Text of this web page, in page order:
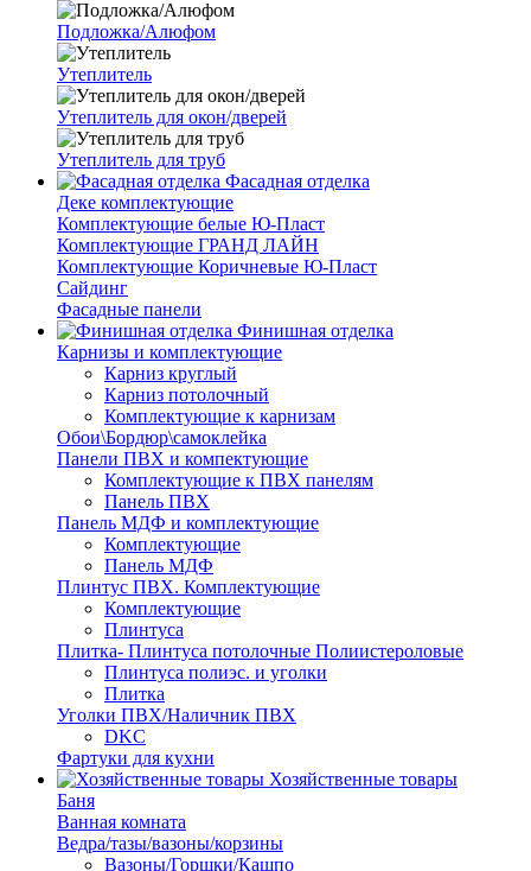
Подложка/Алюфом
Утеплитель
Утеплитель для окон/дверей
Утеплитель для труб
Фасадная отделка
Деке комплектующие
Комплектующие белые Ю-Пласт
Комплектующие ГРАНД ЛАЙН
Комплектующие Коричневые Ю-Пласт
Сайдинг
Фасадные панели
Финишная отделка
Карнизы и комплектующие
Карниз круглый
Карниз потолочный
Комплектующие к карнизам
Обои\Бордюр\самоклейка
Панели ПВХ и компектующие
Комплектующие к ПВХ панелям
Панель ПВХ
Панель МДФ и комплектующие
Комплектующие
Панель МДФ
Плинтус ПВХ. Комплектующие
Комплектующие
Плинтуса
Плитка- Плинтуса потолочные Полиистероловые
Плинтуса полиэс. и уголки
Плитка
Уголки ПВХ/Наличник ПВХ
DKC
Фартуки для кухни
Хозяйственные товары
Баня
Ванная комната
Ведра/тазы/вазоны/корзины
Вазоны/Горшки/Кашпо